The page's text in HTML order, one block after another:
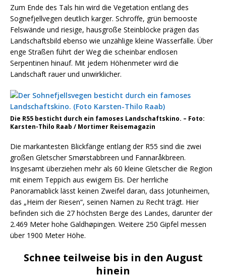
Zum Ende des Tals hin wird die Vegetation entlang des
Sognefjellvegen deutlich karger. Schroffe, grün bemooste
Felswände und riesige, hausgroße Steinblöcke prägen das
Landschaftsbild ebenso wie unzählige kleine Wasserfälle. Über
enge Straßen führt der Weg die scheinbar endlosen
Serpentinen hinauf. Mit jedem Höhenmeter wird die
Landschaft rauer und unwirklicher.
Die R55 besticht durch ein famoses Landschaftskino. – Foto:
Karsten-Thilo Raab / Mortimer Reisemagazin
Die markantesten Blickfänge entlang der R55 sind die zwei
großen Gletscher Smørstabbreen und Fannaråkbreen.
Insgesamt überziehen mehr als 60 kleine Gletscher die Region
mit einem Teppich aus ewigem Eis. Der herrliche
Panoramablick lässt keinen Zweifel daran, dass Jotunheimen,
das „Heim der Riesen“, seinen Namen zu Recht trägt. Hier
befinden sich die 27 höchsten Berge des Landes, darunter der
2.469 Meter hohe Galdhøpingen. Weitere 250 Gipfel messen
über 1900 Meter Höhe.
Schnee teilweise bis in den August
hinein